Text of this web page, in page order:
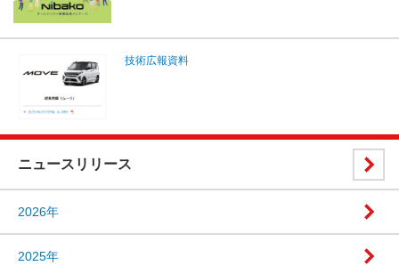
技術広報資料
ニュースリリース
2026年
2025年